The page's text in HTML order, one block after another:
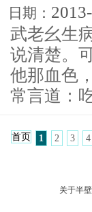
日期：
武老幺生
说清楚。
他那血色
常言道：
首页 1 2 3 4
关于半